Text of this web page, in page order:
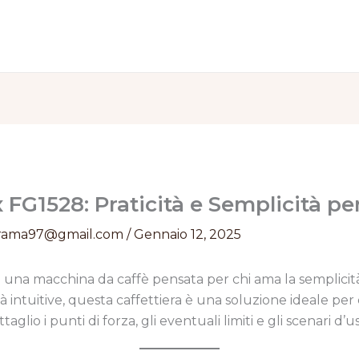
Praticità e Semplicità
/Gennaio 12, 2025
macchina da caffè pensata per chi ama la
intuitive, questa caffettiera è una soluzione ideale
i punti di forza, gli eventuali limiti e gli scenari